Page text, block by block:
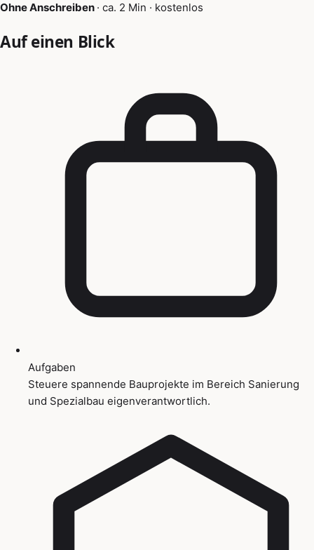
Ohne Anschreiben · ca. 2 Min · kostenlos
Auf einen Blick
Aufgaben
Steuere spannende Bauprojekte im Bereich Sanierung
und Spezialbau eigenverantwortlich.